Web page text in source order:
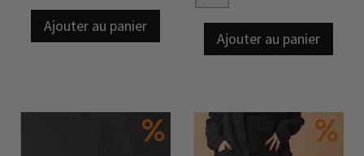
Ajouter au panier
Ajouter au panier